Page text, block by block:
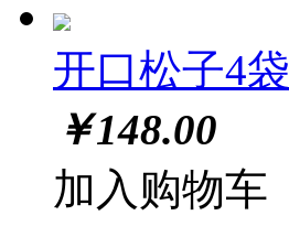
开口松子4袋
￥148.00
加入购物车